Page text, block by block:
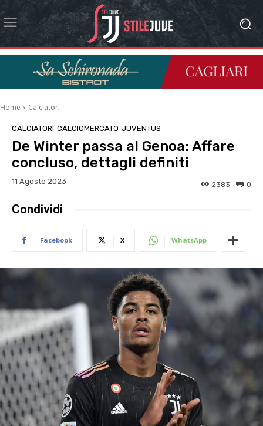
Home Calciatori
CALCIATORI CALCIOMERCATO JUVENTUS
De Winter passa al Genoa: Affare
concluso, dettagli definiti
11 Agosto 2023 0
2383
Condividi
Facebook X WhatsApp